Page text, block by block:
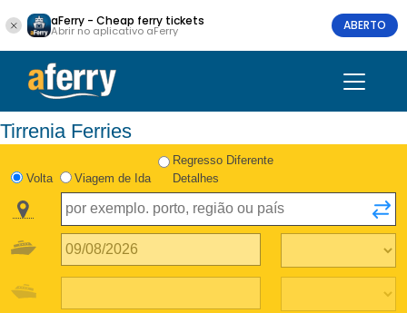
aFerry - Cheap ferry tickets
Abrir no aplicativo aFerry ABERTO
Tirrenia Ferries
Volta Viagem de Ida
Regresso Diferente
Detalhes